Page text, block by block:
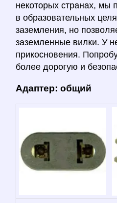
некоторых странах, мы
в образовательных
заземления, но
заземленные вилки. У
прикосновения.
более дорогую и
Адаптер: общий